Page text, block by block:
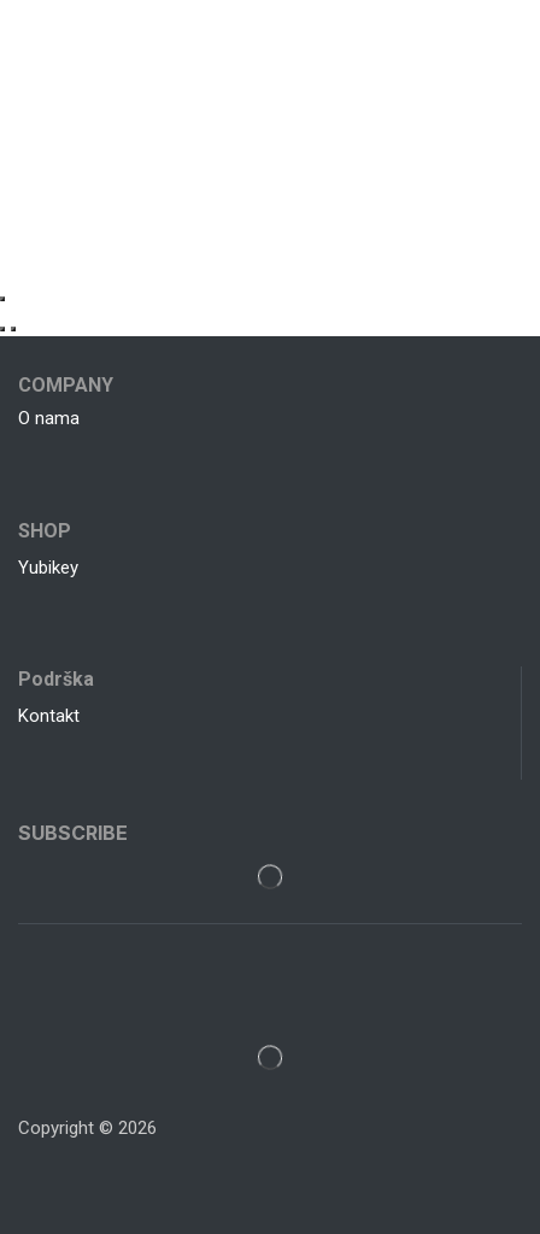
COMPANY
O nama
SHOP
Yubikey
Podrška
Kontakt
SUBSCRIBE
Copyright © 2026